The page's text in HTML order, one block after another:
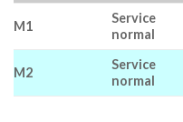
M1
Service
normal
M2
Service
normal